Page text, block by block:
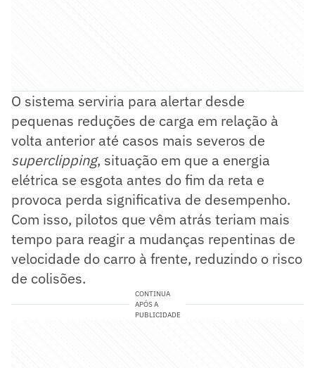
O sistema serviria para alertar desde
pequenas reduções de carga em relação à
volta anterior até casos mais severos de
superclipping, situação em que a energia
elétrica se esgota antes do fim da reta e
provoca perda significativa de desempenho.
Com isso, pilotos que vêm atrás teriam mais
tempo para reagir a mudanças repentinas de
velocidade do carro à frente, reduzindo o risco
de colisões.
CONTINUA
APÓS A
PUBLICIDADE